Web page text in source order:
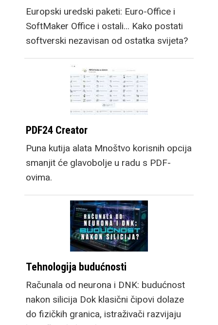
na njemu je gotovo iste
veličine, dok croppanje
za dobivanje fullscreen
Osim mobitela,
Samsung predstavlja i
opciju, Galaxy Watch
Ultra2. Osim većih
punjača, prelazak na
Snapdragon Wear Elite
platformu donosi velik
skok u performansama
sustava. Samsung
Galaxy Watch9 dolazi u
dvije veličine, a
osigurava cjelodnevnu
Europski uredski paketi: Euro-Office i
SoftMaker Office i ostali... Kako postati
softverski nezavisan od ostatka svijeta?
PDF24 Creator
Puna kutija alata Mnoštvo korisnih opcija
smanjit će glavobolje u radu s PDF-
ovima.
Tehnologija budućnosti
Računala od neurona i DNK: budućnost
nakon silicija Dok klasični čipovi dolaze
do fizičkih granica, istraživači razvijaju